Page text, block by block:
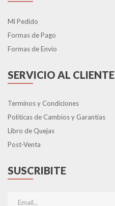
Mi Pedido
Formas de Pago
Formas de Envío
SERVICIO AL CLIENTE
Terminos y Condiciones
Políticas de Cambios y Garantías
Libro de Quejas
Post-Venta
SUSCRIBITE